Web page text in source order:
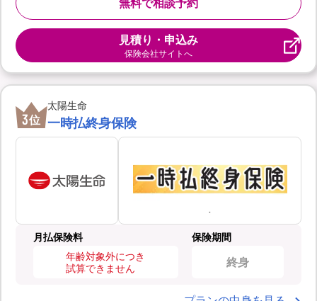
無料で相談予約
見積り・申込み
保険会社サイトへ
3位
太陽生命
一時払終身保険
月払保険料
年齢対象外につき
試算できません
保険期間
終身